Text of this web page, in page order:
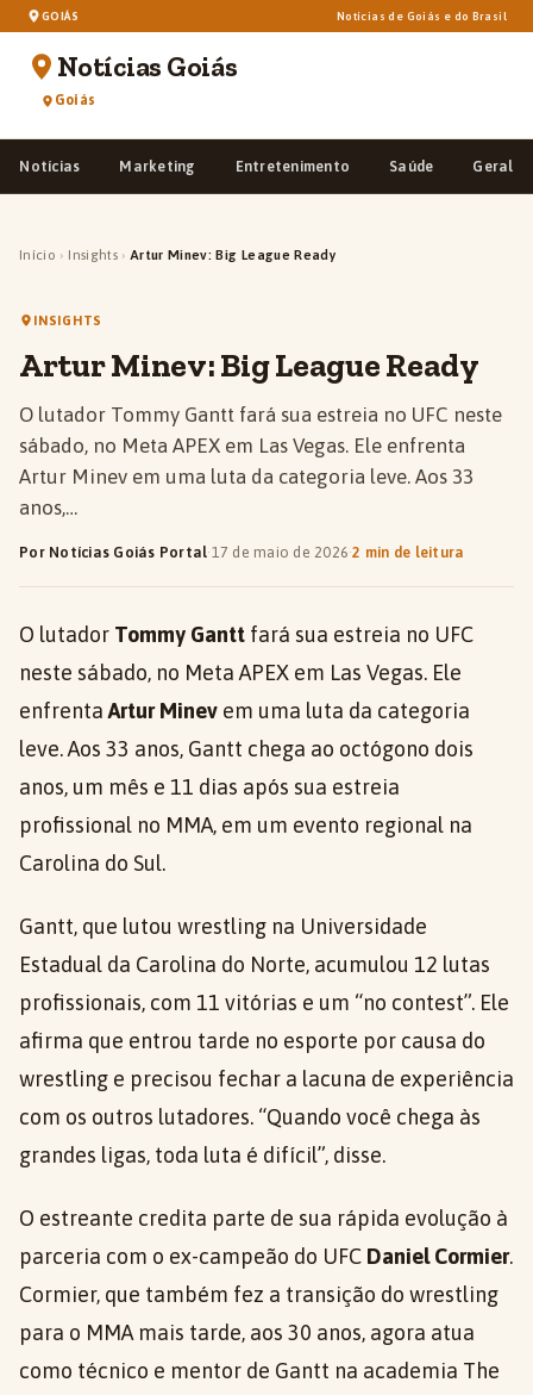
GOIÁS Notícias de Goiás e do Brasil
Notícias Goiás
Goiás
Notícias Marketing Entretenimento Saúde Geral
Início › Insights › Artur Minev: Big League Ready
INSIGHTS
Artur Minev: Big League Ready
O lutador Tommy Gantt fará sua estreia no UFC neste
sábado, no Meta APEX em Las Vegas. Ele enfrenta
Artur Minev em uma luta da categoria leve. Aos 33
anos,…
Por Notícias Goiás Portal·17 de maio de 2026·2 min de leitura
O lutador Tommy Gantt fará sua estreia no UFC
neste sábado, no Meta APEX em Las Vegas. Ele
enfrentaArtur Minev em uma luta da categoria
leve. Aos 33 anos, Gantt chega ao octógono dois
anos, um mês e 11 dias após sua estreia
profissional no MMA, em um evento regional na
Carolina do Sul.
Gantt, que lutou wrestling na Universidade
Estadual da Carolina do Norte, acumulou 12 lutas
profissionais, com 11 vitórias e um “no contest”. Ele
afirma que entrou tarde no esporte por causa do
wrestling e precisou fechar a lacuna de experiência
com os outros lutadores. “Quando você chega às
grandes ligas, toda luta é difícil”, disse.
O estreante credita parte de sua rápida evolução à
parceria com o ex-campeão do UFC Daniel Cormier.
Cormier, que também fez a transição do wrestling
para o MMA mais tarde, aos 30 anos, agora atua
como técnico e mentor de Gantt na academia The